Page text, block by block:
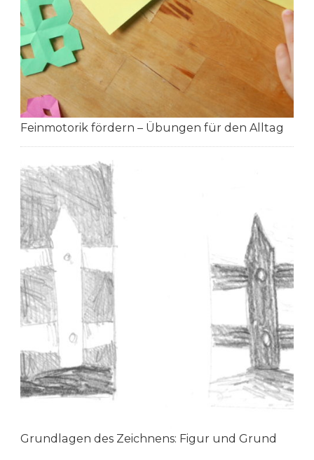
Feinmotorik fördern – Übungen für den Alltag
Grundlagen des Zeichnens: Figur und Grund